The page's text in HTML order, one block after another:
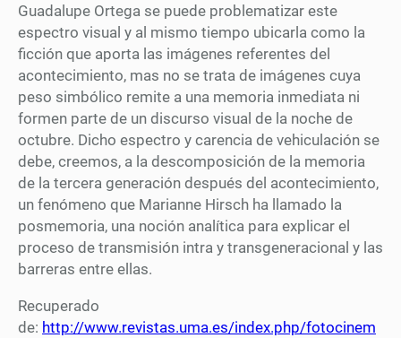
Guadalupe Ortega se puede problematizar este
espectro visual y al mismo tiempo ubicarla como la
ficción que aporta las imágenes referentes del
acontecimiento, mas no se trata de imágenes cuya
peso simbólico remite a una memoria inmediata ni
formen parte de un discurso visual de la noche de
octubre. Dicho espectro y carencia de vehiculación se
debe, creemos, a la descomposición de la memoria
de la tercera generación después del acontecimiento,
un fenómeno que Marianne Hirsch ha llamado la
posmemoria, una noción analítica para explicar el
proceso de transmisión intra y transgeneracional y las
barreras entre ellas.
Recuperado
de: http://www.revistas.uma.es/index.php/fotocinem